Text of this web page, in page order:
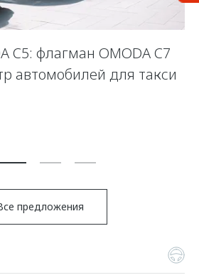
C5: флагман OMODA C7
автомобилей для такси
предложения